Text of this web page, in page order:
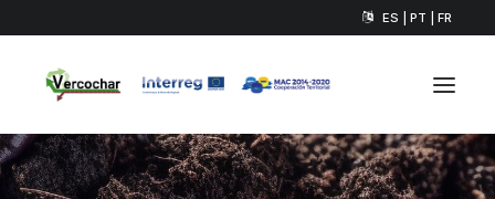
ES | PT | FR